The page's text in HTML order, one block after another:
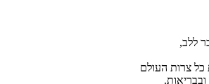
ללב,
כל צרות העולם